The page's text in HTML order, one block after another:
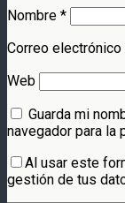
Nombre *
Correo electrónico
Web
Guarda mi
navegador para la
Al usar este
gestión de tus